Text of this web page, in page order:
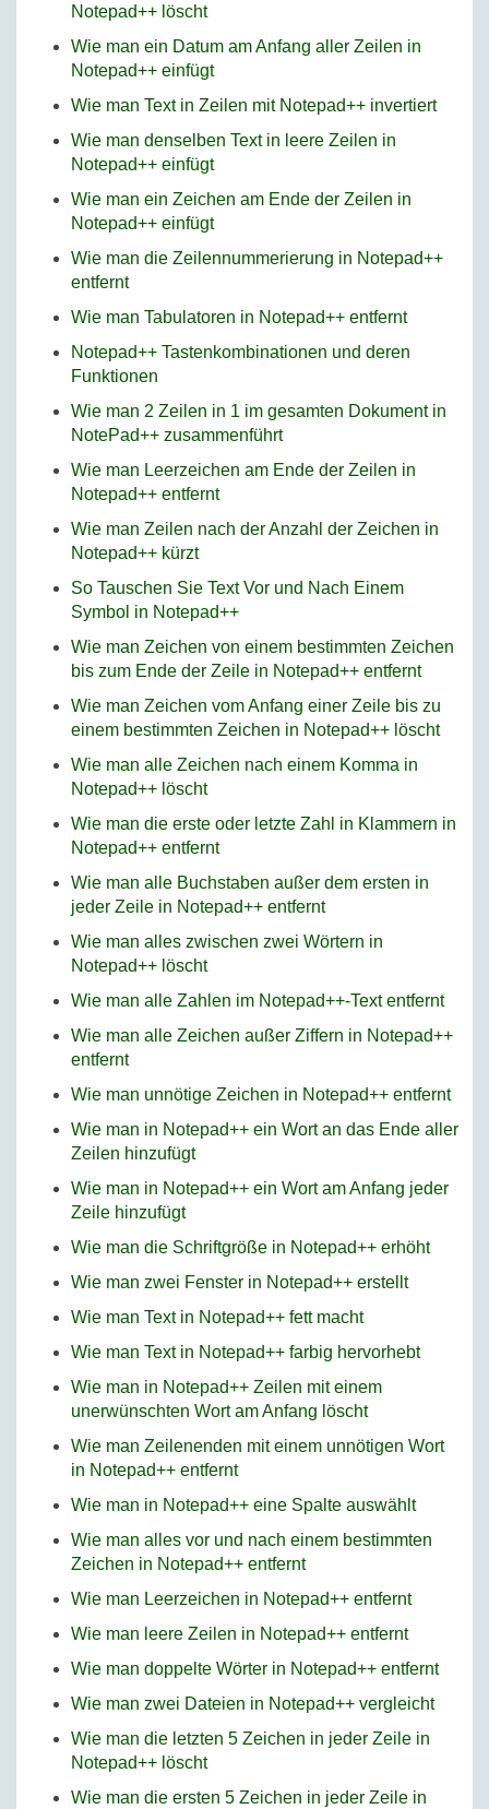
Notepad++ löscht
Wie man ein Datum am Anfang aller Zeilen in
Notepad++ einfügt
Wie man Text in Zeilen mit Notepad++ invertiert
Wie man denselben Text in leere Zeilen in
Notepad++ einfügt
Wie man ein Zeichen am Ende der Zeilen in
Notepad++ einfügt
Wie man die Zeilennummerierung in Notepad++
entfernt
Wie man Tabulatoren in Notepad++ entfernt
Notepad++ Tastenkombinationen und deren
Funktionen
Wie man 2 Zeilen in 1 im gesamten Dokument in
NotePad++ zusammenführt
Wie man Leerzeichen am Ende der Zeilen in
Notepad++ entfernt
Wie man Zeilen nach der Anzahl der Zeichen in
Notepad++ kürzt
So Tauschen Sie Text Vor und Nach Einem
Symbol in Notepad++
Wie man Zeichen von einem bestimmten Zeichen
bis zum Ende der Zeile in Notepad++ entfernt
Wie man Zeichen vom Anfang einer Zeile bis zu
einem bestimmten Zeichen in Notepad++ löscht
Wie man alle Zeichen nach einem Komma in
Notepad++ löscht
Wie man die erste oder letzte Zahl in Klammern in
Notepad++ entfernt
Wie man alle Buchstaben außer dem ersten in
jeder Zeile in Notepad++ entfernt
Wie man alles zwischen zwei Wörtern in
Notepad++ löscht
Wie man alle Zahlen im Notepad++-Text entfernt
Wie man alle Zeichen außer Ziffern in Notepad++
entfernt
Wie man unnötige Zeichen in Notepad++ entfernt
Wie man in Notepad++ ein Wort an das Ende aller
Zeilen hinzufügt
Wie man in Notepad++ ein Wort am Anfang jeder
Zeile hinzufügt
Wie man die Schriftgröße in Notepad++ erhöht
Wie man zwei Fenster in Notepad++ erstellt
Wie man Text in Notepad++ fett macht
Wie man Text in Notepad++ farbig hervorhebt
Wie man in Notepad++ Zeilen mit einem
unerwünschten Wort am Anfang löscht
Wie man Zeilenenden mit einem unnötigen Wort
in Notepad++ entfernt
Wie man in Notepad++ eine Spalte auswählt
Wie man alles vor und nach einem bestimmten
Zeichen in Notepad++ entfernt
Wie man Leerzeichen in Notepad++ entfernt
Wie man leere Zeilen in Notepad++ entfernt
Wie man doppelte Wörter in Notepad++ entfernt
Wie man zwei Dateien in Notepad++ vergleicht
Wie man die letzten 5 Zeichen in jeder Zeile in
Notepad++ löscht
Wie man die ersten 5 Zeichen in jeder Zeile in